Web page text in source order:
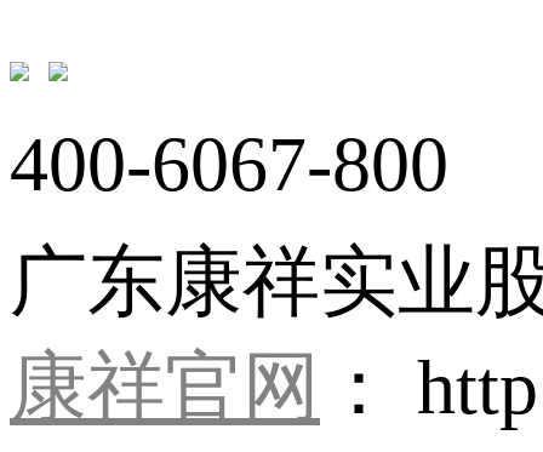
400-6067-800
广东康祥实业
康祥官网 ：